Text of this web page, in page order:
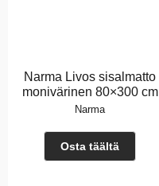
Narma Livos sisalmatto
monivärinen 80×300 cm
Narma
Osta täältä